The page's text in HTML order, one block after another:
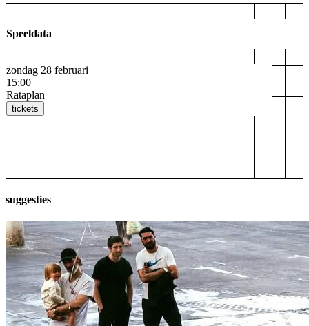
Speeldata
zondag 28 februari
15:00
Rataplan
tickets
suggesties